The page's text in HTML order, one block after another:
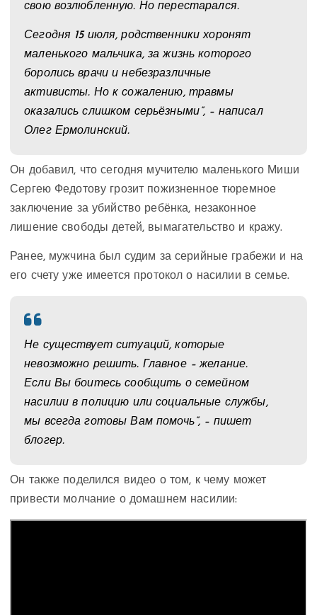
свою возлюбленную. Но перестарался.
Сегодня 15 июля, родственники хоронят
маленького мальчика, за жизнь которого
боролись врачи и небезразличные
активисты. Но к сожалению, травмы
оказались слишком серьёзными”, – написал
Олег Ермолинский.
Он добавил, что сегодня мучителю маленького Миши
Сергею Федотову грозит пожизненное тюремное
заключение за убийство ребёнка, незаконное
лишение свободы детей, вымагательство и кражу.
Ранее, мужчина был судим за серийные грабежи и на
его счету уже имеется протокол о насилии в семье.
Не существует ситуаций, которые
невозможно решить. Главное – желание.
Если Вы боитесь сообщить о семейном
насилии в полицию или социальные службы,
мы всегда готовы Вам помочь”, – пишет
блогер.
Он также поделился видео о том, к чему может
привести молчание о домашнем насилии: